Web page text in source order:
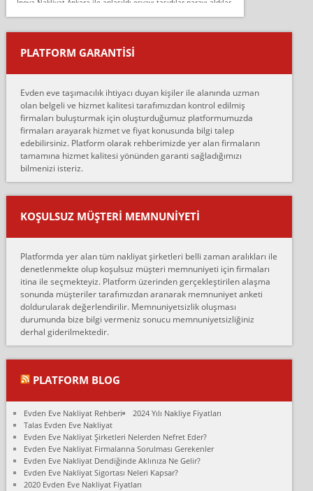
İnova Nakliyat Ankara ile anlaşıldı eşyayı taşıdılar parayı aldılar.
Salon duvarına bir baktım birisi boydan alüminyum renkli bantı
yapıştırm...
Murat:
çalıştıklarını, müş...
Ahmet:
Lüleburgaz güngünes evden eve naklyat eşyalarımı taşımak için
anlaştık sabah eve geldiklerinde de eşyalarımı düzgün şekilde
sarcaz demelerine r...
mehmet güldü:
Ankara ALİCANLAR NAKLİYAT Tutarsız ve ticari ahlak problemleri
var verdikleri fiyat teklifini arttırdılar. Sonrasında taşıma gününde
oldukça tutarsı...
Ankara Alicanlar naklyat tel 5465524025. 2600 TL'ye ankaradan
Konya ya Alicanlar naklyat la anlaştık bu şahıs evin taşınacağı gün
fiyatın mazoto gele...
Fatih kokmese:
Diyarbakır dan eşyamı getirtmek için anlaştım sözleşme yaptım.
Son anda fiyat artırdılar.. mecburiyetten tasittim.. bu kişiler ağrılı
Ali:
olduk. Asansörlü dediler sonra uraya asansör kurulmaz dediler
fark istediler. ortada asa...
Nimet:
Ben 2021 Ağustos ilk haftası Evimi taşıdım yani İstanbul'un bir
Mahallesi'nden bir başka Mahallesi'ne yani Ümraniye bölgesinde
oturuyorum önceleri ara...
PLATFORM GARANTİSİ
Evden eve taşımacılık ihtiyacı duyan kişiler ile alanında uzman
olan belgeli ve hizmet kalitesi tarafımızdan kontrol edilmiş
firmaları buluşturmak için oluşturduğumuz platformumuzda
firmaları arayarak hizmet ve fiyat konusunda bilgi talep
edebilirsiniz. Platform olarak rehberimizde yer alan firmaların
tamamına hizmet kalitesi yönünden garanti sağladığımızı
bilmenizi isteriz.
KOŞULSUZ MÜŞTERI MEMNUNIYETI
Platformda yer alan tüm nakliyat şirketleri belli zaman aralıkları ile
denetlenmekte olup koşulsuz müşteri memnuniyeti için firmaları
itina ile seçmekteyiz. Platform üzerinden gerçekleştirilen alaşma
sonunda müşteriler tarafımızdan aranarak memnuniyet anketi
doldurularak değerlendirilir. Memnuniyetsizlik oluşması
durumunda bize bilgi vermeniz sonucu memnuniyetsizliğiniz
derhal giderilmektedir.
PLATFORM BLOG
Evden Eve Nakliyat Rehberi
2024 Yılı Nakliye Fiyatları
Talas Evden Eve Nakliyat
Evden Eve Nakliyat Şirketleri Nelerden Nefret Eder?
Evden Eve Nakliyat Firmalarına Sorulması Gerekenler
Evden Eve Nakliyat Dendiğinde Aklınıza Ne Gelir?
Evden Eve Nakliyat Sigortası Neleri Kapsar?
2020 Evden Eve Nakliyat Fiyatları